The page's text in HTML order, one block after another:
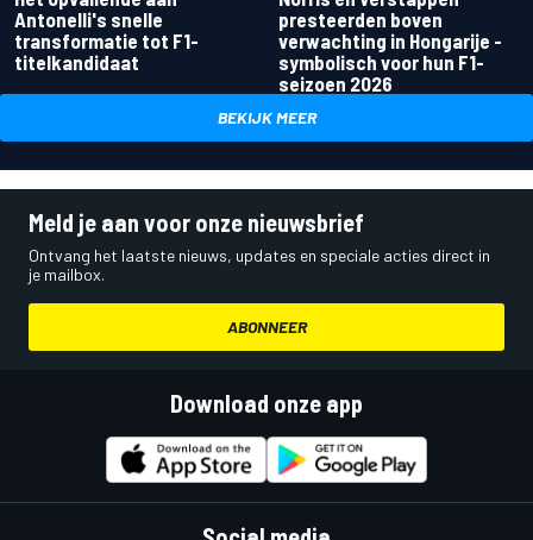
Antonelli's snelle
transformatie tot F1-
titelkandidaat
presteerden boven
verwachting in Hongarije -
symbolisch voor hun F1-
seizoen 2026
BEKIJK MEER
Meld je aan voor onze nieuwsbrief
Ontvang het laatste nieuws, updates en speciale acties direct in
je mailbox.
ABONNEER
Download onze app